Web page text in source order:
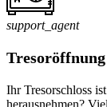
support_agent
Tresoröffnung
Ihr Tresorschloss
herausnehmen?